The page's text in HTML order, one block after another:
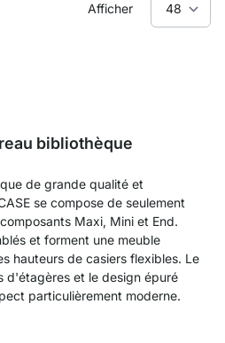
Afficher
bibliothèque
de grande qualité et
se compose de seulement
Maxi, Mini et End.
et forment une meuble
hauteurs de casiers flexibles. Le
d'étagères et le design épuré
particulièrement moderne.